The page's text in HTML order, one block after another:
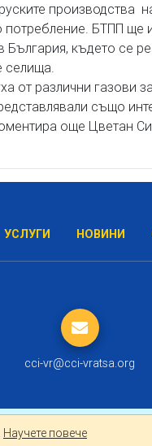
за Вас.Научете повече
Научете повече
производства
потребление. БТПП ще
където се
селища.
от различни газови
също
още Цветан
УСЛУГИ НОВИНИ
cci-vr@cci-vratsa.org